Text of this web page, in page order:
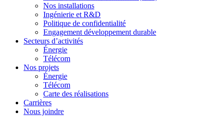
Nos installations
Ingénierie et R&D
Politique de confidentialité
Engagement développement durable
Secteurs d’activités
Énergie
Télécom
Nos projets
Énergie
Télécom
Carte des réalisations
Carrières
Nous joindre